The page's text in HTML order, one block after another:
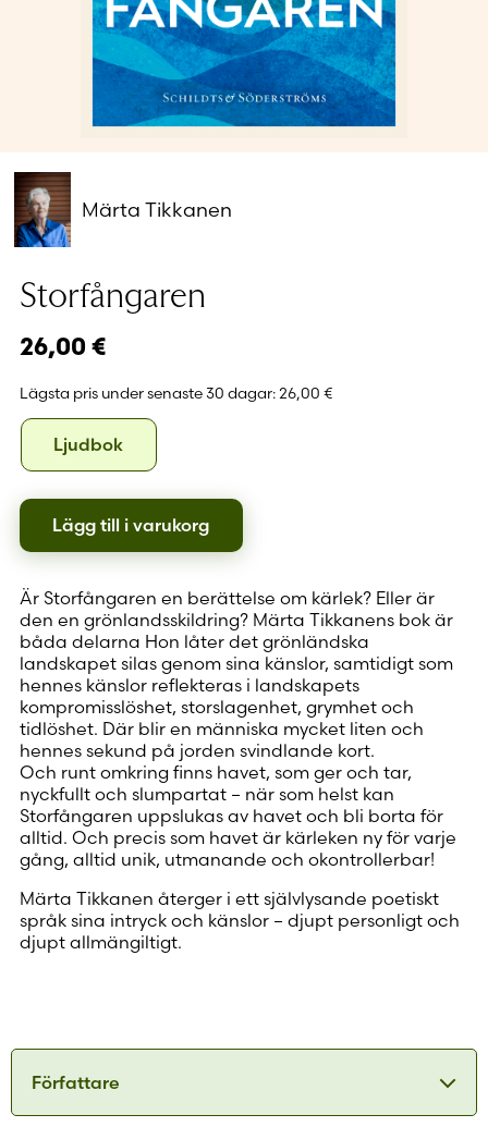
Glömt ditt lösenord?
Har du inget konto?
Skapa nytt konto
Märta Tikkanen
Storfångaren
26,00 €
Lägsta pris under senaste 30 dagar:26,00 €
Format
LjudbokLjudbok
Lägg till i varukorg
Är Storfångaren en berättelse om kärlek? Eller är
den en grönlandsskildring? Märta Tikkanens bok är
båda delarna Hon låter det grönländska
landskapet silas genom sina känslor, samtidigt som
hennes känslor reflekteras i landskapets
kompromisslöshet, storslagenhet, grymhet och
tidlöshet. Där blir en människa mycket liten och
hennes sekund på jorden svindlande kort.
Och runt omkring finns havet, som ger och tar,
nyckfullt och slumpartat – när som helst kan
Storfångaren uppslukas av havet och bli borta för
alltid. Och precis som havet är kärleken ny för varje
gång, alltid unik, utmanande och okontrollerbar!
Märta Tikkanen återger i ett självlysande poetiskt
språk sina intryck och känslor – djupt personligt och
djupt allmängiltigt.
Författare